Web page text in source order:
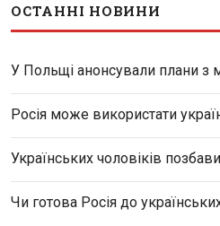
ОСТАННІ НОВИНИ
У Польщі анонсували плани з
Росія може використати
Українських чоловіків
Чи готова Росія до